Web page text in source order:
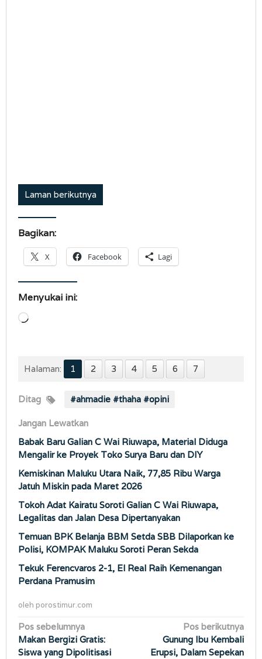
Laman berikutnya
Bagikan:
X Facebook Lagi
Menyukai ini:
Memuat...
Halaman: 1 2 3 4 5 6 7
Ditag #ahmadie #thaha #opini
Jangan Lewatkan
Babak Baru Galian C Wai Riuwapa, Material Diduga
Mengalir ke Proyek Toko Surya Baru dan DIY
Kemiskinan Maluku Utara Naik, 77,85 Ribu Warga
Jatuh Miskin pada Maret 2026
Tokoh Adat Kairatu Soroti Galian C Wai Riuwapa,
Legalitas dan Jalan Desa Dipertanyakan
Temuan BPK Belanja BBM Setda SBB Dilaporkan ke
Polisi, KOMPAK Maluku Soroti Peran Sekda
Tekuk Ferencvaros 2-1, El Real Raih Kemenangan
Perdana Pramusim
oleh porostimur.com
Navigasi
pos
Pos sebelumnya
Makan Bergizi Gratis:
Siswa yang Dipolitisasi
Pos berikutnya
Gunung Ibu Kembali
Erupsi, Dalam Sepekan